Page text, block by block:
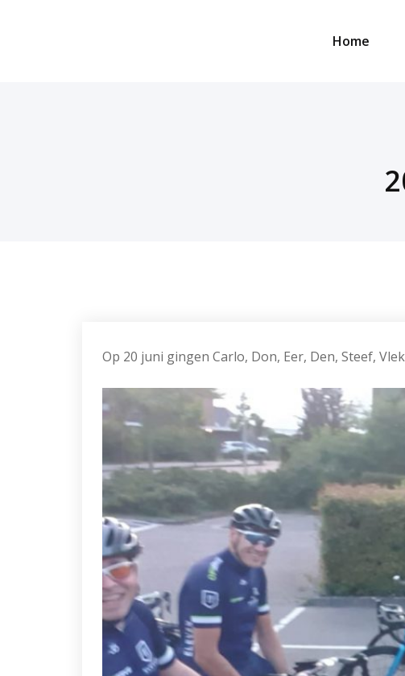
Home
Op 20 juni gingen Carlo, Don, Eer, Den, Steef,